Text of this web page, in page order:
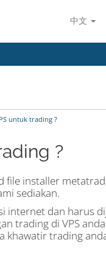
中文
untuk trading ?
?
file installer
sediakan.
internet dan harus
trading di VPS
khawatir trading